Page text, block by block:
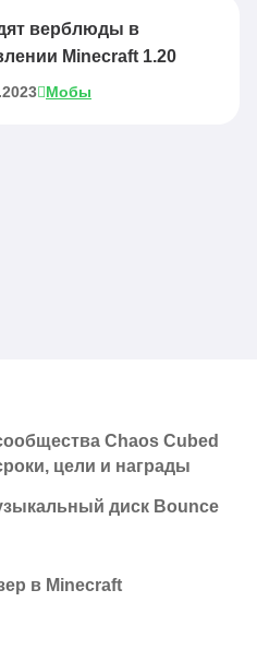
верблюды в
Minecraft 1.20
Мобы
Chaos Cubed
цели и награды
диск Bounce
в Minecraft